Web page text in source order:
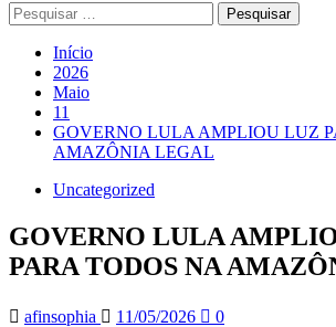
Pesquisar
por:
Início
2026
Maio
11
GOVERNO LULA AMPLIOU LUZ
AMAZÔNIA LEGAL
Uncategorized
GOVERNO LULA
PARA TODOS NA
afinsophia 11/05/2026 0